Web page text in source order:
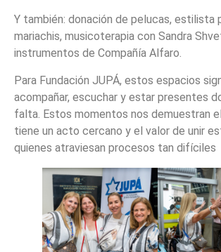
Y también: donación de pelucas, estilista
mariachis, musicoterapia con Sandra
instrumentos de Compañía Alfaro.
Para Fundación JUPÁ, estos espacios
acompañar, escuchar y estar presentes
falta. Estos momentos nos demuestran
tiene un acto cercano y el valor de unir
quienes atraviesan procesos tan difíciles